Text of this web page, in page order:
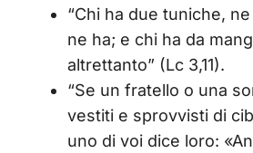
“Chi ha due tuniche,
ne ha; e chi ha da
altrettanto” (Lc 3,11).
“Se un fratello o una
vestiti e sprovvisti di
uno di voi dice loro: